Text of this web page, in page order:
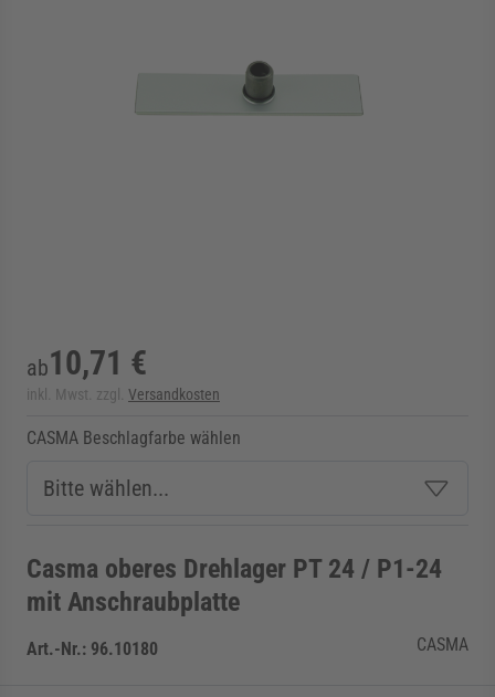
für Kategorie Zargen anzeigen
ab10,71 €
inkl. Mwst. zzgl. Versandkosten
CASMA Beschlagfarbe wählen
Casma oberes Drehlager PT 24 / P1-24
mit Anschraubplatte
Art.-Nr.: 96.10180 CASMA